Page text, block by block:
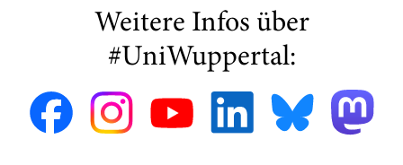
Weitere Infos über
#UniWuppertal: